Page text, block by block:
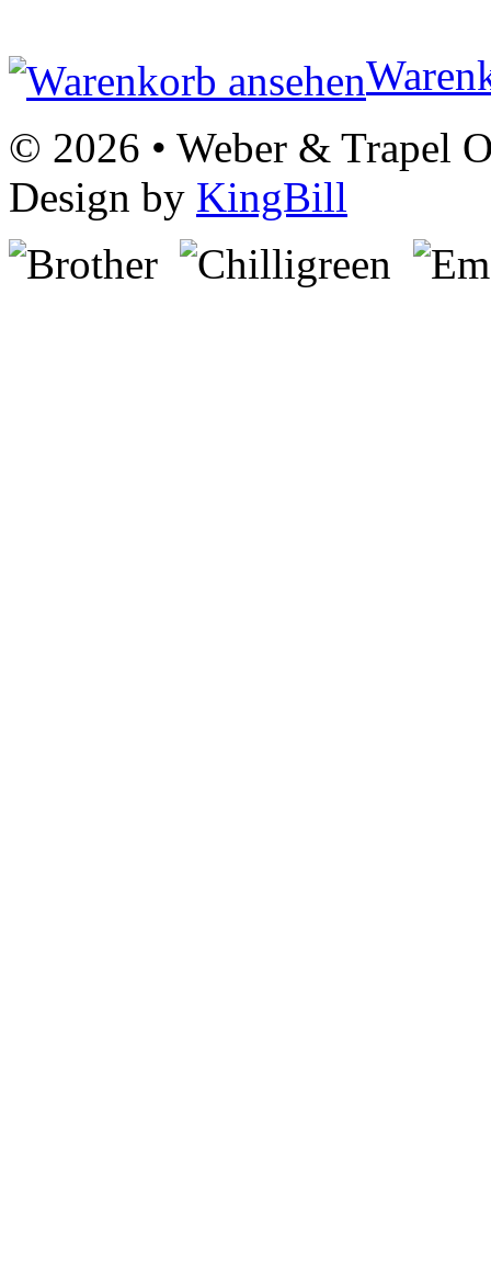
© 2026 • Weber & Trapel
Design by KingBill